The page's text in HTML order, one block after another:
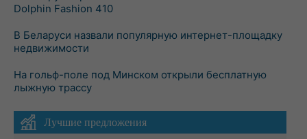
Dolphin Fashion 410
В Беларуси назвали популярную интернет-площадку
недвижимости
На гольф-поле под Минском открыли бесплатную
лыжную трассу
Лучшие предложения